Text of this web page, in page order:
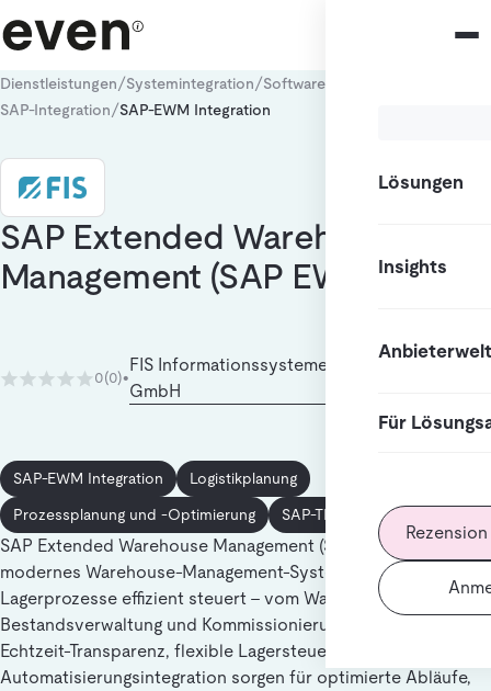
Lösungen
Insights
Anbieterwelt
Für
Dienstleistungen/Systemintegration/Software-Integration
SAP-Integration/SAP-EWM Integration
SAP Extended Warehouse
Management (SAP EWM)
0(0)•
FIS Informationssysteme und Consulting
GmbH
SAP-EWM Integration Logistikplanung
Prozessplanung und -Optimierung SAP-TM Integration
SAP Extended Warehouse Management (SAP EWM) ist ein
modernes Warehouse‑Management‑System, das alle
Lagerprozesse effizient steuert – vom Wareneingang über
Bestandsverwaltung und Kommissionierung bis zum Versand.
Echtzeit‑Transparenz, flexible Lagersteuerung und
Automatisierungsintegration sorgen für optimierte Abläufe,